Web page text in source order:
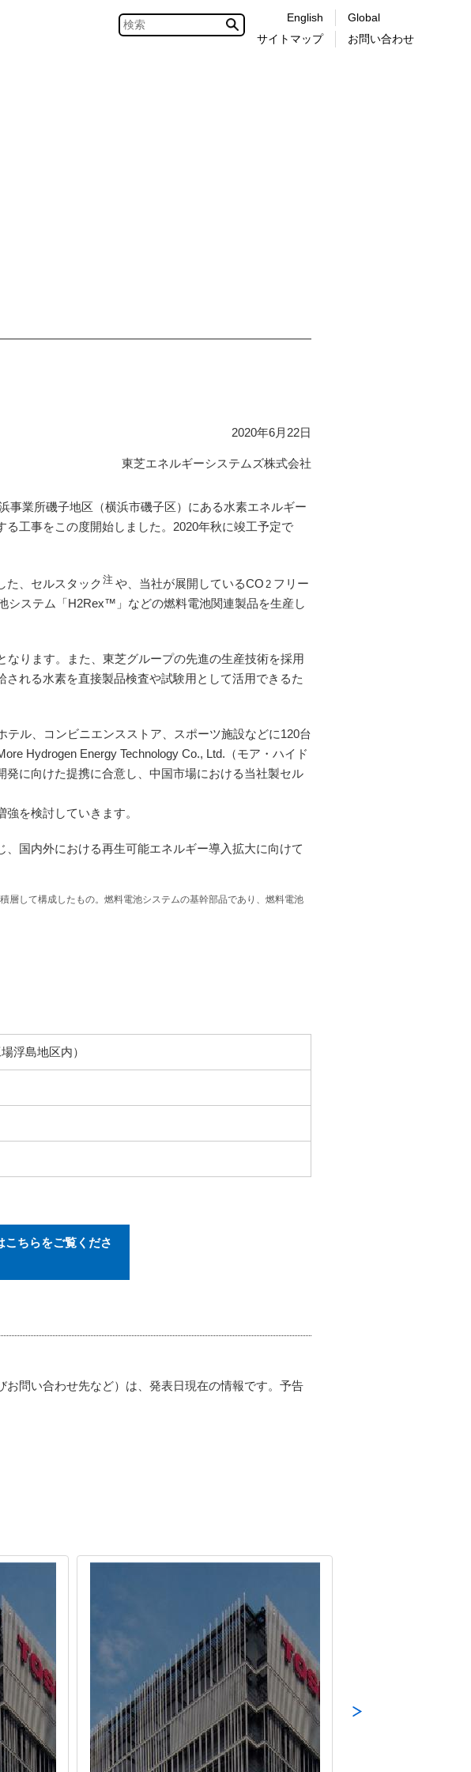
English
サイトマップ
Global
お問い合わせ
2020年6月22日
東芝エネルギーシステムズ株式会社
業所磯子地区（横浜市磯子区）にある水素エネルギー
工事をこの度開始しました。2020年秋に竣工予定で
た、セルスタック 注 や、当社が展開しているCO 2 フリー
ステム「H2Rex™」などの燃料電池関連製品を生産し
ります。また、東芝グループの先進の生産技術を採用
れる水素を直接製品検査や試験用として活用できるた
ル、コンビニエンスストア、スポーツ施設などに120台
Hydrogen Energy Technology Co., Ltd.（モア・ハイド
に向けた提携に合意し、中国市場における当社製セル
を検討していきます。
国内外における再生可能エネルギー導入拡大に向けて
して構成したもの。燃料電池システムの基幹部品であり、燃料電池
浮島地区内）
こちらをご覧くださ
問い合わせ先など）は、発表日現在の情報です。予告